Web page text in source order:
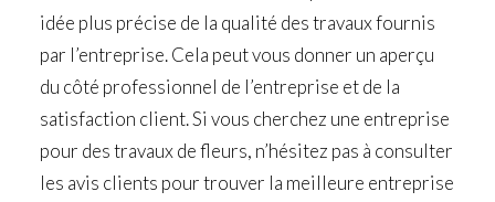
idée plus précise de la qualité des travaux fournis
par l’entreprise. Cela peut vous donner un aperçu
du côté professionnel de l’entreprise et de la
satisfaction client. Si vous cherchez une entreprise
pour des travaux de fleurs, n’hésitez pas à consulter
les avis clients pour trouver la meilleure entreprise